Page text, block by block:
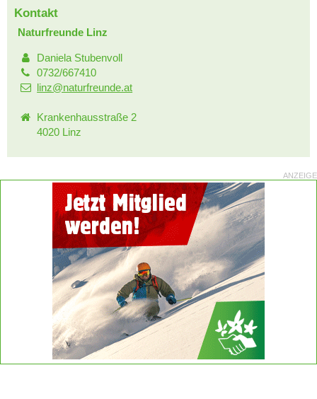
Kontakt
Naturfreunde Linz
Daniela Stubenvoll
0732/667410
linz@naturfreunde.at
Krankenhausstraße 2
4020 Linz
ANZEIGE